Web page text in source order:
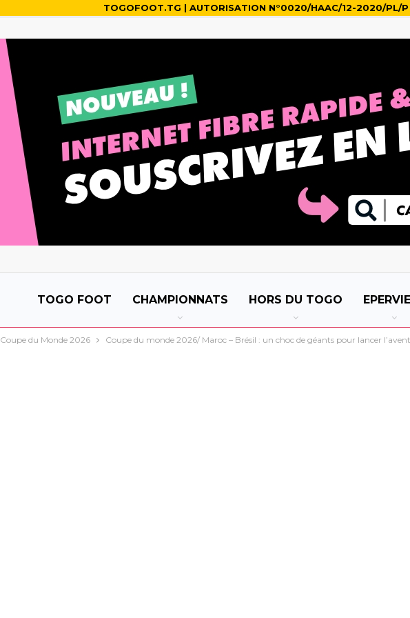
TOGOFOOT.TG | AUTORISATION N°0020/HAAC/12-2020/PL/P
TOGO FOOT CHAMPIONNATS HORS DU TOGO
Coupe du Monde 2026 Coupe du monde 2026/ Maroc – Brésil : un choc de géants pour lancer